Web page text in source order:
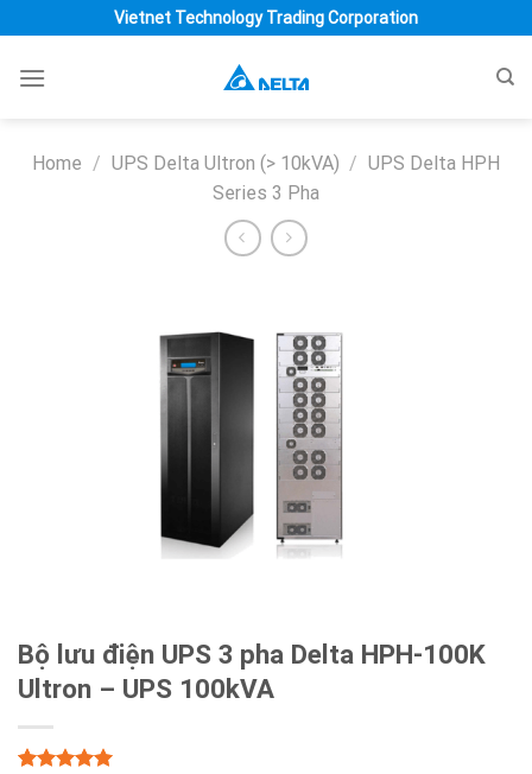
to
content
Vietnet Technology Trading Corporation
Home / UPS Delta Ultron (> 10kVA) / UPS Delta HPH
Series 3 Pha
Bộ lưu điện UPS 3 pha Delta HPH-100K
Ultron – UPS 100kVA